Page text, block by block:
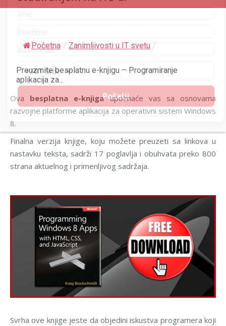
Početna / Zanimljivosti u IT svetu /
Preuzmite besplatnu e-knjigu – Programiranje
aplikacija za...
Ova besplatna e-knjigaupoznaće vas sa osnovama
razvojne platforme aplikacija za operativni sistem Windows
8.
Finalna verzija knjige, koju možete preuzeti sa linkova u
nastavku teksta, sadrži 17 poglavlja i obuhvata preko 800
strana aktuelnog i primenljivog sadržaja.
Svrha ove knjige jeste da objedini iskustva programera koji